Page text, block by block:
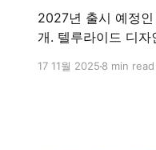
2027년 출시 예정
개. 텔루라이드 디자
~200만 원 가격 인
17 11월 20258 min read